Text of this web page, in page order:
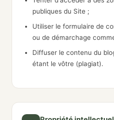
publiques du Site ;
Utiliser le formulaire de
ou de démarchage
Diffuser le contenu du
étant le vôtre (plagiat).